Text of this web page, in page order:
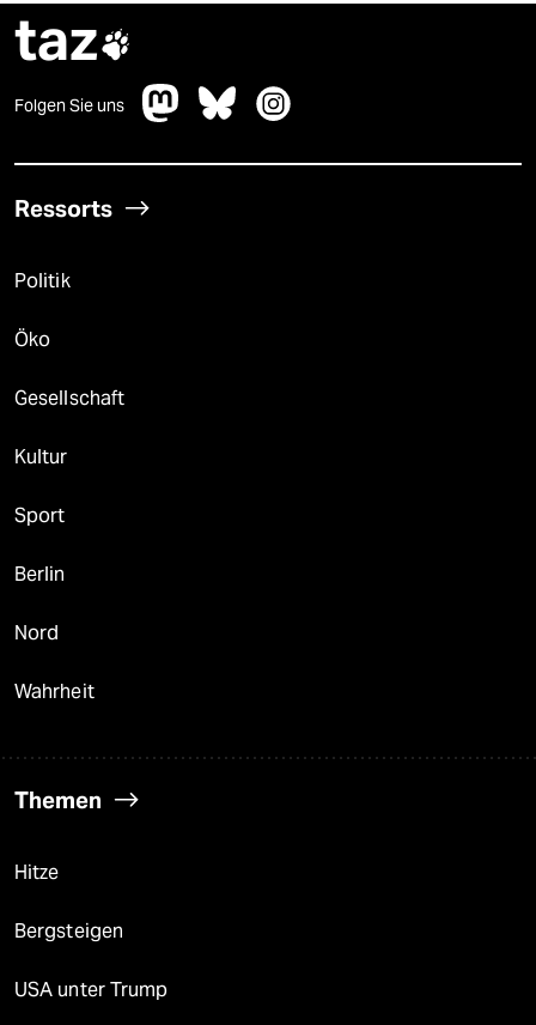
taz
Folgen Sie uns
Ressorts
Politik
Öko
Gesellschaft
Kultur
Sport
Berlin
Nord
Wahrheit
Themen
Hitze
Bergsteigen
USA unter Trump